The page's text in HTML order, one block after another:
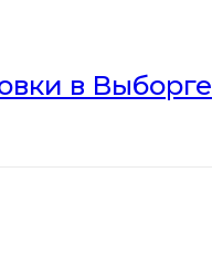
в Выборге